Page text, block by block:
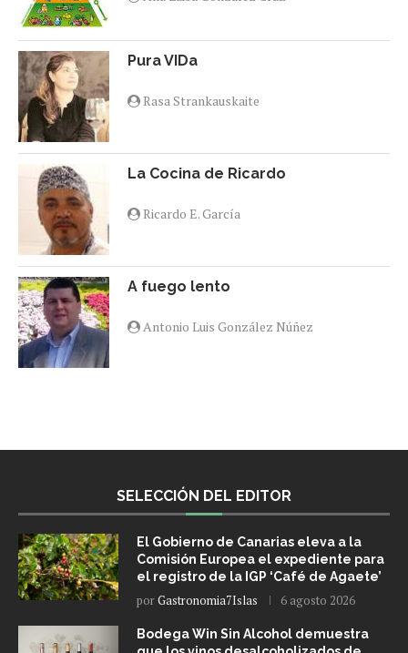
Pura VIDa
Rasa Strankauskaite
La Cocina de Ricardo
Ricardo E. García
A fuego lento
Antonio Luis González Núñez
SELECCIÓN DEL EDITOR
El Gobierno de Canarias eleva a la
Comisión Europea el expediente para
el registro de la IGP ‘Café de Agaete’
porGastronomia7Islas 6 agosto 2026
Bodega Win Sin Alcohol demuestra